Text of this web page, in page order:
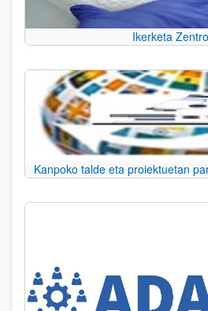
Ikerketa
Kanpoko talde eta proiektuetan